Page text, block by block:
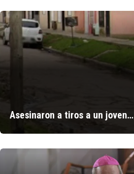
Asesinaron a tiros a un joven…